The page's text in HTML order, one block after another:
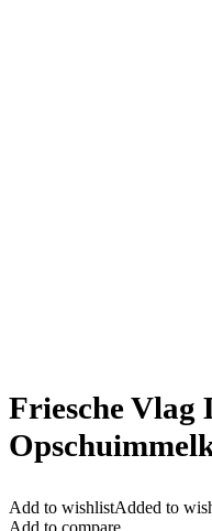
Friesche Vlag
Add to wishlistAdded to
Add to compare